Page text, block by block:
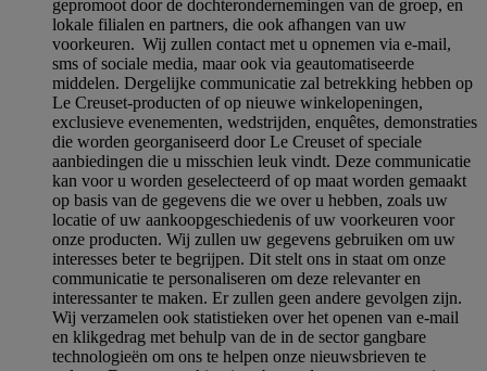
gepromoot door de dochterondernemingen van de groep, en
lokale filialen en partners, die ook afhangen van uw
voorkeuren. Wij zullen contact met u opnemen via e-mail,
sms of sociale media, maar ook via geautomatiseerde
middelen. Dergelijke communicatie zal betrekking hebben op
Le Creuset-producten of op nieuwe winkelopeningen,
exclusieve evenementen, wedstrijden, enquêtes, demonstraties
die worden georganiseerd door Le Creuset of speciale
aanbiedingen die u misschien leuk vindt. Deze communicatie
kan voor u worden geselecteerd of op maat worden gemaakt
op basis van de gegevens die we over u hebben, zoals uw
locatie of uw aankoopgeschiedenis of uw voorkeuren voor
onze producten. Wij zullen uw gegevens gebruiken om uw
interesses beter te begrijpen. Dit stelt ons in staat om onze
communicatie te personaliseren om deze relevanter en
interessanter te maken. Er zullen geen andere gevolgen zijn.
Wij verzamelen ook statistieken over het openen van e-mail
en klikgedrag met behulp van de in de sector gangbare
technologieën om ons te helpen onze nieuwsbrieven te